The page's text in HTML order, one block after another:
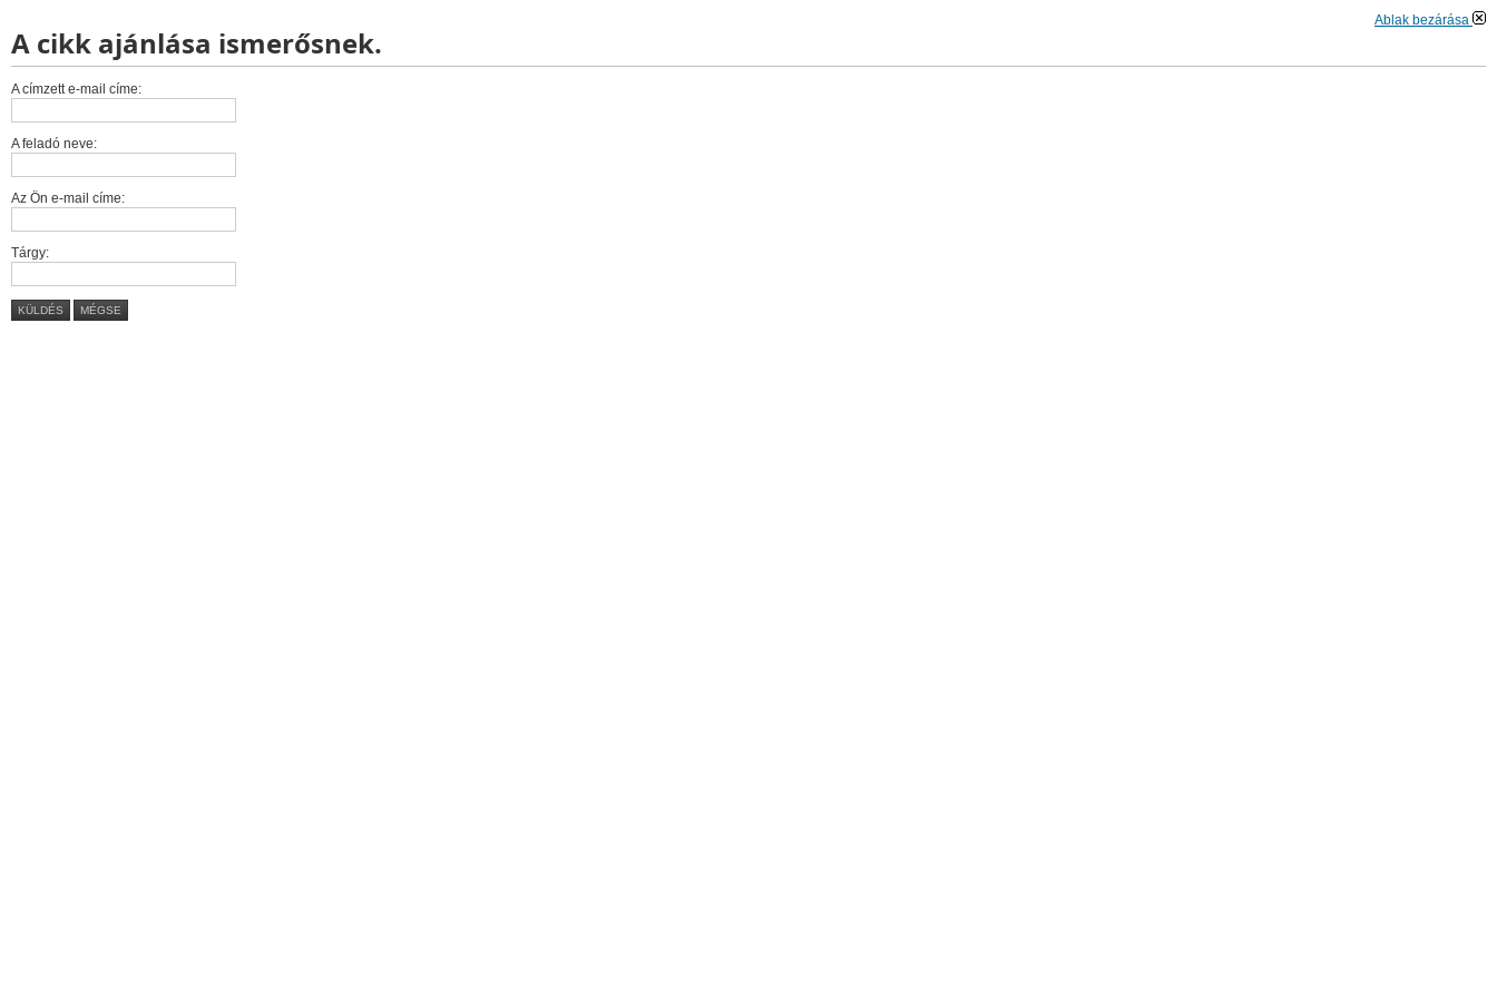
Ablak bezárása
A cikk ajánlása ismerősnek.
A címzett e-mail címe:
A feladó neve:
Az Ön e-mail címe:
Tárgy:
KÜLDÉS MÉGSE